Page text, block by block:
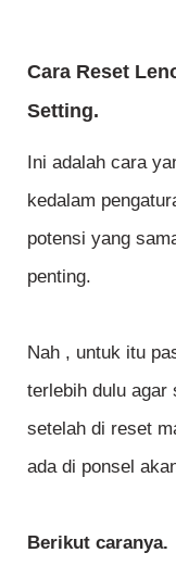
Cara Reset
Setting.
Ini adalah cara
kedalam
potensi yang
penting.
Nah , untuk itu
terlebih dulu agar
setelah di reset
ada di ponsel
Berikut caranya.